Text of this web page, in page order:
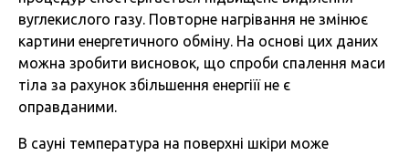
вуглекислого газу. Повторне нагрівання не змінює
картини енергетичного обміну. На основі цих даних
можна зробити висновок, що спроби спалення маси
тіла за рахунок збільшення енергіїї не є
оправданими.
В сауні температура на поверхні шкіри може